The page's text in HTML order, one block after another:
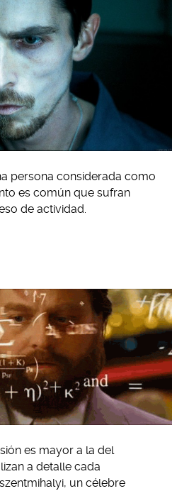
persona considerada como
es común que sufran
de actividad.
es mayor a la del
a detalle cada
un célebre